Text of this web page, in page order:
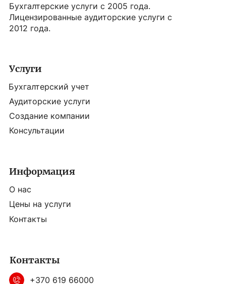
Услуги
Бухгалтерский учет
Аудиторские услуги
Создание компании
Консультации
Информация
О нас
Цены на услуги
Контакты
Контакты
+370 619 66000
Бухгалтерские услуги с 2005 года.
Лицензированные аудиторские услуги с
2012 года.